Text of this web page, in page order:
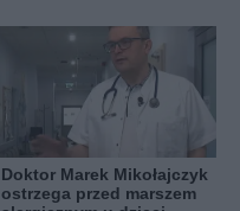
Doktor Marek Mikołajczyk
ostrzega przed marszem